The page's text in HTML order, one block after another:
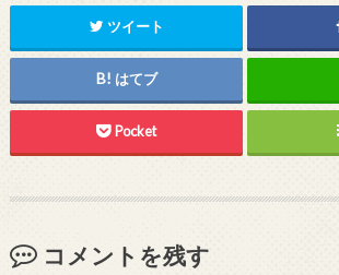
ツイート
はてブ
Pocket
コメントを残す